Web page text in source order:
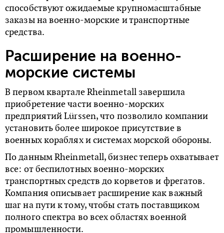
способствуют ожидаемые крупномасштабные
заказы на военно-морские и транспортные
средства.
Расширение на военно-
морские системы
В первом квартале Rheinmetall завершила
приобретение части военно-морских
предприятий Lürssen, что позволило компании
установить более широкое присутствие в
военных кораблях и системах морской обороны.
По данным Rheinmetall, бизнес теперь охватывает
все: от беспилотных военно-морских
транспортных средств до корветов и фрегатов.
Компания описывает расширение как важный
шаг на пути к тому, чтобы стать поставщиком
полного спектра во всех областях военной
промышленности.